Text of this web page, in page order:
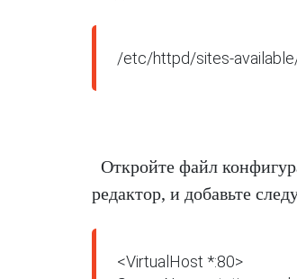
/etc/httpd/sites-
Откройте файл
редактор, и добавьте
<VirtualHost *:80>